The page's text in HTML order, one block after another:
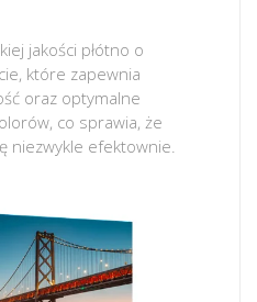
jakości płótno o
które zapewnia
oraz optymalne
co sprawia, że
niezwykle efektownie.